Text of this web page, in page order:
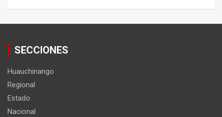
SECCIONES
Huauchinango
Regional
Estado
Nacional